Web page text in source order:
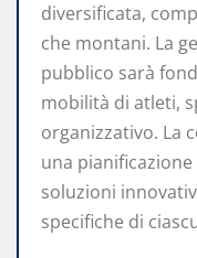
diversificata,
che montani. La
pubblico sarà
mobilità di atleti,
organizzativo. La
una
soluzioni
specifiche di